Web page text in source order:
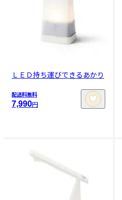
ＬＥＤ持ち運びできるあかり
配送料無料
7,990円